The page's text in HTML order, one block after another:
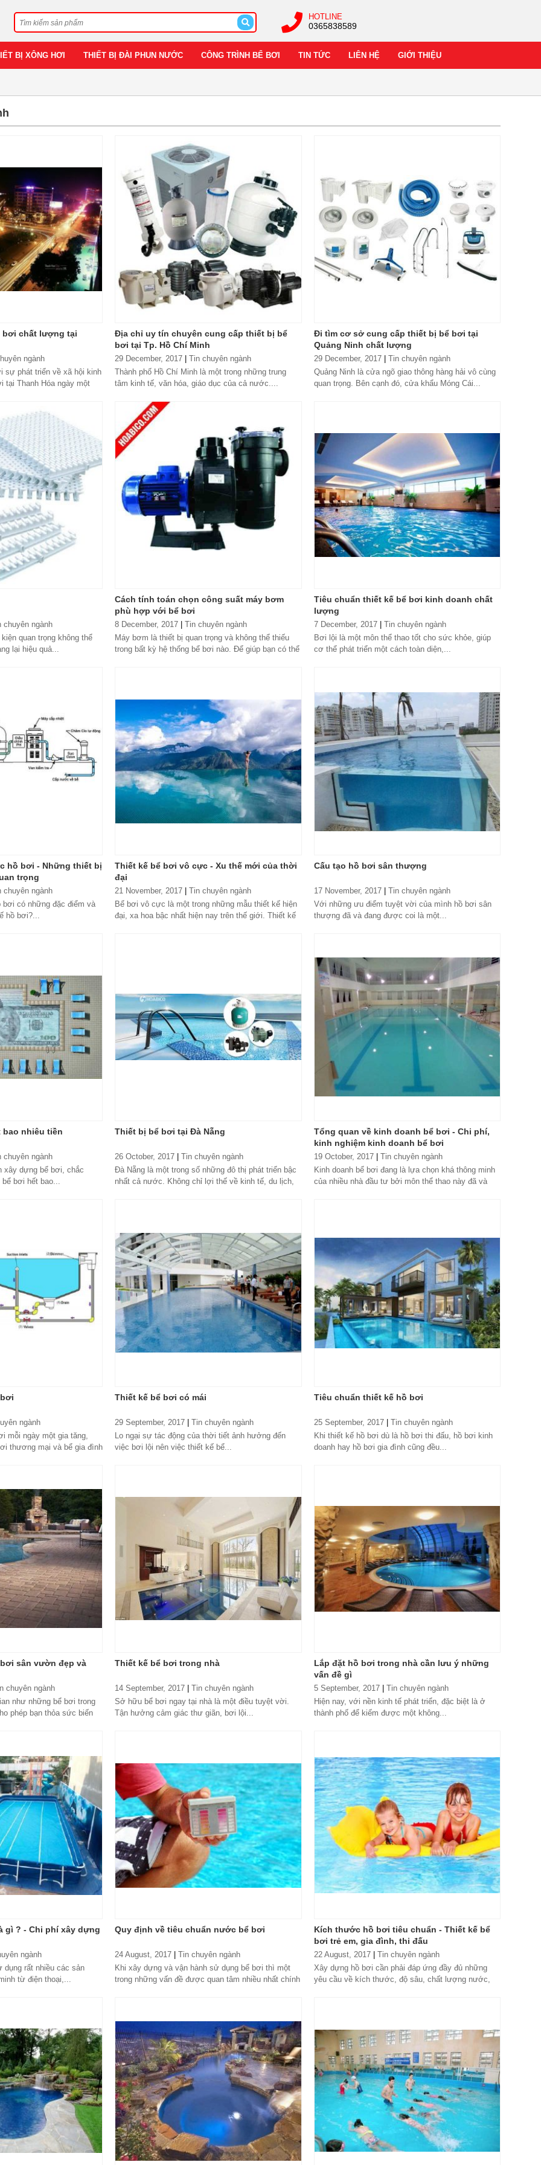
HOTLINE
0365838589
BỊ XÔNG HƠI THIẾT BỊ ĐÀI PHUN NƯỚC CÔNG TRÌNH BỂ BƠI TIN TỨC LIÊN HỆ GIỚI THIỆU
bơi chất lượng tại
ngành
sự phát triển về xã hội kinh
tại Thanh Hóa ngày một
Địa chỉ uy tín chuyên cung cấp thiết bị bể
bơi tại Tp. Hồ Chí Minh
29 December, 2017 |Tin chuyên ngành
Thành phố Hồ Chí Minh là một trong những trung
tâm kinh tế, văn hóa, giáo dục của cả nước....
Đi tìm cơ sở cung cấp thiết bị bể bơi tại
Quảng Ninh chất lượng
29 December, 2017
Tin chuyên ngành
Quảng Ninh là cửa ngõ giao thông hàng hải vô cùng
quan trọng. Bên cạnh đó, cửa khẩu Móng Cái...
chuyên ngành
quan trọng không thể
lại hiệu quả...
Cách tính toán chọn công suất máy bơm
phù hợp với bể bơi
8 December, 2017 |Tin chuyên ngành
Máy bơm là thiết bị quan trọng và không thể thiếu
trong bất kỳ hệ thống bể bơi nào. Để giúp bạn có thể
Tiêu chuẩn thiết kế bể bơi kinh doanh chất
lượng
7 December, 2017
Tin chuyên ngành
Bơi lội là một môn thể thao tốt cho sức khỏe, giúp
cơ thể phát triển một cách toàn diện,...
hồ bơi - Những thiết bị
trọng
chuyên ngành
có những đặc điểm và
hồ bơi?...
Thiết kế bể bơi vô cực - Xu thế mới của thời
đại
21 November, 2017 |Tin chuyên ngành
Bể bơi vô cực là một trong những mẫu thiết kế hiện
đại, xa hoa bậc nhất hiện nay trên thế giới. Thiết kế
Cấu tạo hồ bơi sân thượng
17 November, 2017 | Tin chuyên ngành
Với những ưu điểm tuyệt vời của mình hồ bơi sân
thượng đã và đang được coi là một...
bao nhiêu tiền
chuyên ngành
xây dựng bể bơi, chắc
bơi hết bao...
Thiết bị bể bơi tại Đà Nẵng
26 October, 2017 |Tin chuyên ngành
Đà Nẵng là một trong số những đô thị phát triển bậc
nhất cả nước. Không chỉ lợi thế về kinh tế, du lịch,
Tổng quan về kinh doanh bể bơi - Chi phí,
kinh nghiệm kinh doanh bể bơi
19 October, 2017
Tin chuyên ngành
Kinh doanh bể bơi đang là lựa chọn khá thông minh
của nhiều nhà đầu tư bởi môn thể thao này đã và
ngành
mỗi ngày một gia tăng,
thương mại và bể gia đình
Thiết kế bể bơi có mái
29 September, 2017 |Tin chuyên ngành
Lo ngại sự tác động của thời tiết ảnh hưởng đến
việc bơi lội nên việc thiết kế bể...
Tiêu chuẩn thiết kế hồ bơi
25 September, 2017
Tin chuyên ngành
Khi thiết kế hồ bơi dù là hồ bơi thi đấu, hồ bơi kinh
doanh hay hồ bơi gia đình cũng đều...
sân vườn đẹp và
chuyên ngành
như những bể bơi trong
phép bạn thỏa sức biến
Thiết kế bể bơi trong nhà
14 September, 2017 |Tin chuyên ngành
Sở hữu bể bơi ngay tại nhà là một điều tuyệt vời.
Tận hưởng cảm giác thư giãn, bơi lội...
Lắp đặt hồ bơi trong nhà cần lưu ý những
vấn đề gì
5 September, 2017
Tin chuyên ngành
Hiện nay, với nền kinh tế phát triển, đặc biệt là ở
thành phố để kiếm được một không...
gì ? - Chi phí xây dựng
ngành
dụng rất nhiều các sản
từ điện thoại,...
Quy định về tiêu chuẩn nước bể bơi
24 August, 2017 |Tin chuyên ngành
Khi xây dựng và vận hành sử dụng bể bơi thì một
trong những vấn đề được quan tâm nhiều nhất chính
Kích thước hồ bơi tiêu chuẩn - Thiết kế bể
bơi trẻ em, gia đình, thi đấu
22 August, 2017 | Tin chuyên ngành
Xây dựng hồ bơi cần phải đáp ứng đầy đủ những
yêu cầu về kích thước, độ sâu, chất lượng nước,